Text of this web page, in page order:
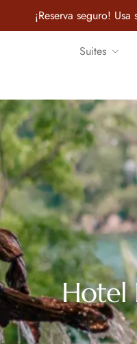
¡Reserva seguro!
Suites
Hotel